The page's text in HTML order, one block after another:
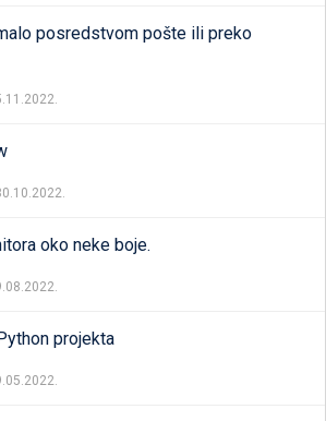
posredstvom pošte ili preko
oko neke boje.
projekta